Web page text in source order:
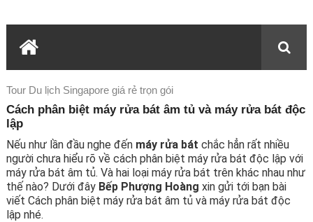
Tour Du lịch Singapore giá rẻ trọn gói
Cách phân biệt máy rửa bát âm tủ và máy rửa bát độc
lập
Nếu như lần đầu nghe đến máy rửa bát chắc hẳn rất nhiều
người chưa hiểu rõ về cách phân biệt máy rửa bát độc lập với
máy rửa bát âm tủ. Và hai loại máy rửa bát trên khác nhau như
thế nào? Dưới đây Bếp Phượng Hoàng xin gửi tới bạn bài
viết Cách phân biệt máy rửa bát âm tủ và máy rửa bát độc
lập nhé.